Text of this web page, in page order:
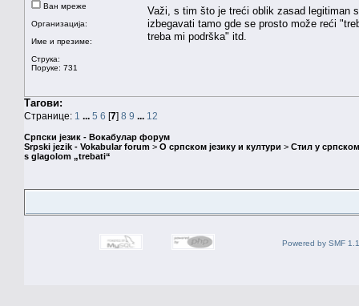
Ван мреже
Организација:
Име и презиме:
Струка:
Поруке: 731
Važi, s tim što je treći oblik zasad legitiman
izbegavati tamo gde se prosto može reći
treba mi podrška" itd.
Тагови:
Странице: 1 ... 5 6 [7] 8 9 ... 12
Српски језик - Вокабулар форум
Srpski jezik - Vokabular forum > О српском језику и култури > Стил у српском
s glagolom „trebati“
Powered by SMF